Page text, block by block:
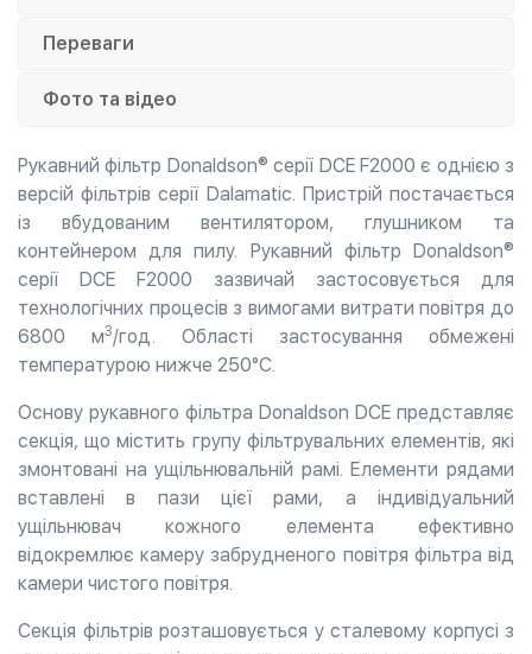
Переваги
Фото та відео
Рукавний фільтр Donaldson® серії DCE F2000 є однією з
версій фільтрів серії Dalamatic. Пристрій постачається
із вбудованим вентилятором, глушником та
контейнером для пилу. Рукавний фільтр Donaldson®
серії DCE F2000 зазвичай застосовується для
технологічних процесів з вимогами витрати повітря до
6800 м3/год. Області застосування обмежені
температурою нижче 250°С.
Основу рукавного фільтра Donaldson DCE представляє
секція, що містить групу фільтрувальних елементів, які
змонтовані на ущільнювальній рамі. Елементи рядами
вставлені в пази цієї рами, а індивідуальний
ущільнювач кожного елемента ефективно
відокремлює камеру забрудненого повітря фільтра від
камери чистого повітря.
Секція фільтрів розташовується у сталевому корпусі з